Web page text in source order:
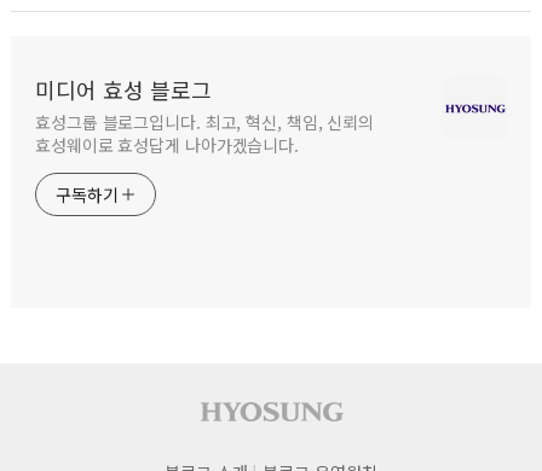
미디어 효성 블로그
효성그룹 블로그입니다. 최고, 혁신, 책임, 신뢰의
효성웨이로 효성답게 나아가겠습니다.
구독하기
사이트 푸터